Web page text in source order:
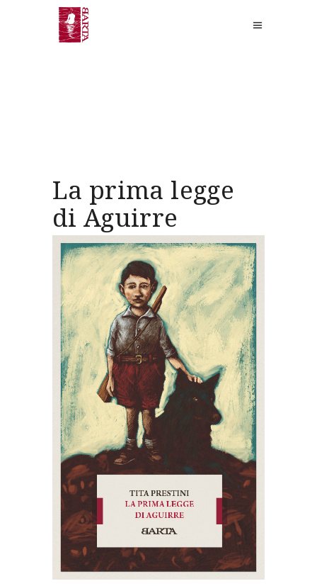
La prima legge
di Aguirre